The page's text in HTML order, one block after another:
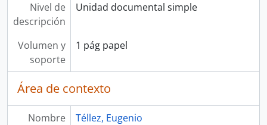
Nivel de
descripción
Unidad documental simple
Volumen y
soporte
1 pág papel
Área de contexto
Nombre
Téllez, Eugenio